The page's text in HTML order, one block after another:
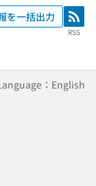
を一括出力 RSS
RSS
：English